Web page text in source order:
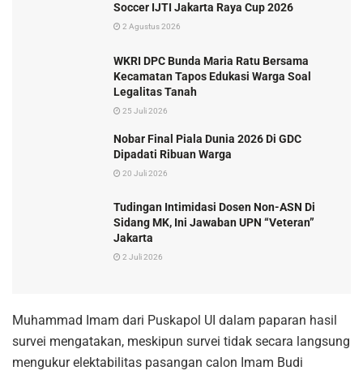
Soccer IJTI Jakarta Raya Cup 2026
2 Agustus 2026
WKRI DPC Bunda Maria Ratu Bersama
Kecamatan Tapos Edukasi Warga Soal
Legalitas Tanah
25 Juli 2026
Nobar Final Piala Dunia 2026 Di GDC
Dipadati Ribuan Warga
20 Juli 2026
Tudingan Intimidasi Dosen Non-ASN Di
Sidang MK, Ini Jawaban UPN “Veteran”
Jakarta
2 Juli 2026
Muhammad Imam dari Puskapol UI dalam paparan hasil
survei mengatakan, meskipun survei tidak secara langsung
mengukur elektabilitas pasangan calon Imam Budi